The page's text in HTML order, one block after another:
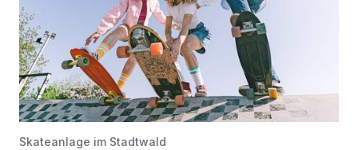
Skateanlage im Stadtwald